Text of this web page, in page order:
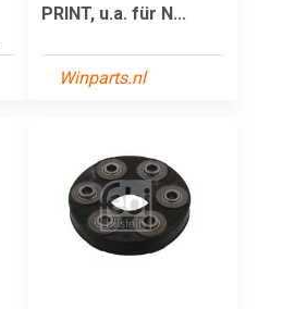
PRINT, u.a. für N...
Winparts.nl